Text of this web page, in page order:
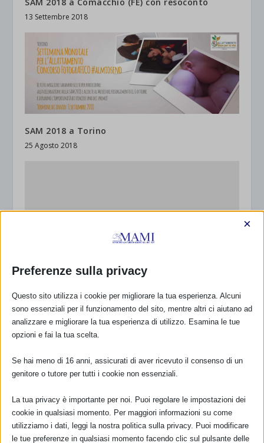
SAM 2018 a Comacchio (FE) con resoconto
13 Settembre 2018
SAM 2018 a Torino
25 Agosto 2018
SAM 2018 a Rivarolo Canavese (TO) con
resoconto
21 Settembre 2018
Preferenze sulla privacy
×
Questo sito utilizza i cookie per migliorare la tua esperienza. Alcuni
sono essenziali per il funzionamento del sito, mentre altri ci aiutano ad
analizzare e migliorare la tua esperienza di utilizzo. Esamina le tue
opzioni e fai la tua scelta.
Se hai meno di 16 anni, assicurati di aver ricevuto il consenso di un
genitore o tutore per tutti i cookie non essenziali.
La tua privacy è importante per noi. Puoi regolare le impostazioni dei
cookie in qualsiasi momento. Per maggiori informazioni su come
utilizziamo i dati, leggi la nostra politica sulla privacy. Puoi modificare
le tue preferenze in qualsiasi momento facendo clic sul pulsante delle